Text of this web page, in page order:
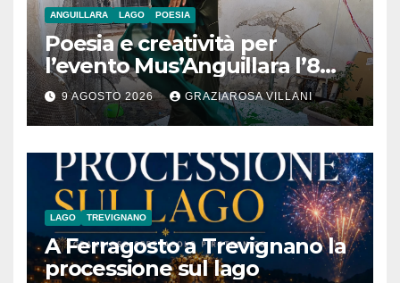
ANGUILLARA LAGO POESIA
Poesia e creatività per
l’evento Mus’Anguillara l’8
agosto 2026 al Museo
Contadino
9 AGOSTO 2026 GRAZIAROSA VILLANI
LAGO TREVIGNANO
A Ferragosto a Trevignano la
processione sul lago